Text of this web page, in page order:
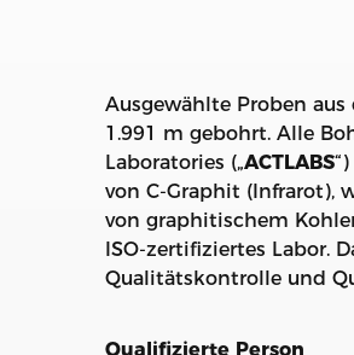
Ausgewählte Proben
1.991 m gebohrt. Alle
Laboratories („ACTLABS
von C-Graphit (Infrarot),
von graphitischem
ISO-zertifiziertes Labor.
Qualitätskontrolle und
Qualifizierte Person